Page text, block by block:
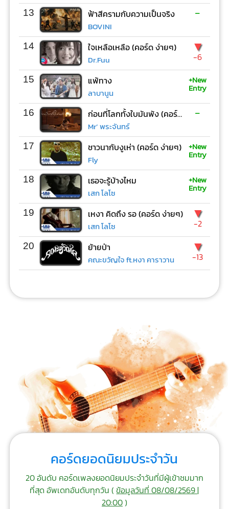
13 ฟ้าสีครามกับความเป็นจริง
BOVINI
-
14 ใจเหลือเหลือ (คอร์ด ง่ายๆ)
Dr.Fuu
▼
-6
15 แพ้ทาง
ลาบานูน
+New
Entry
16 ก่อนที่โลกทั้งใบมันพัง (คอร์ด ง่ายๆ)
Mr’ พระจันทร์
-
17 ชาวนากับงูเห่า (คอร์ด ง่ายๆ)
Fly
+New
Entry
18 เธอจะรู้บ้างไหม
เสก โลโซ
+New
Entry
19 เหงา คิดถึง รอ (คอร์ด ง่ายๆ)
เสก โลโซ
▼
-2
20 ย้ายป่า
คณะขวัญใจ ft.หงา คาราวาน
▼
-13
คอร์ดยอดนิยมประจำวัน
20 อันดับ คอร์ดเพลงยอดนิยมประจำวันที่มีผู้เข้าชมมาก
ที่สุด อัพเดทอันดับทุกวัน (ข้อมูลวันที่ 08/08/2569 |
20:00)